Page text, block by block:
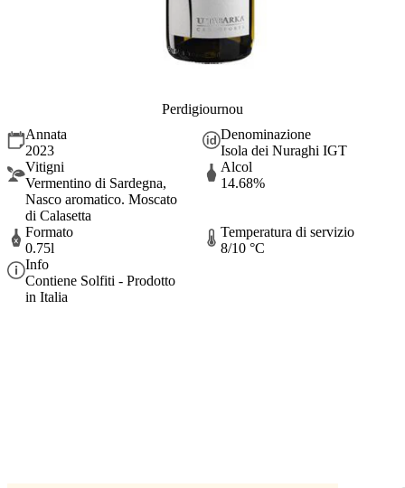
Perdigiournou
Annata
2023
Denominazione
Isola dei Nuraghi IGT
Vitigni
Vermentino di Sardegna,
Nasco aromatico. Moscato
di Calasetta
Alcol
14.68%
Formato
0.75l
Temperatura di servizio
8/10 °C
Info
Contiene Solfiti - Prodotto
in Italia